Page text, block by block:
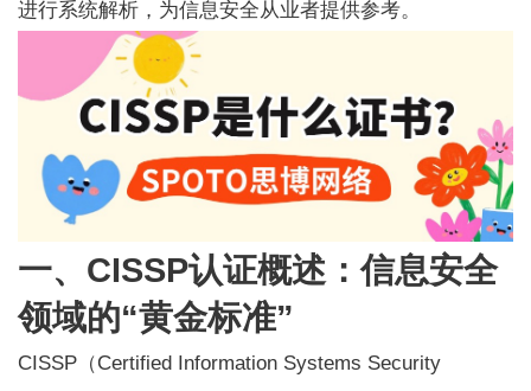
进行系统解析，为信息安全从业者提供参考。
一、CISSP认证概述：信息安全
领域的“黄金标准”
CISSP（Certified Information Systems Security